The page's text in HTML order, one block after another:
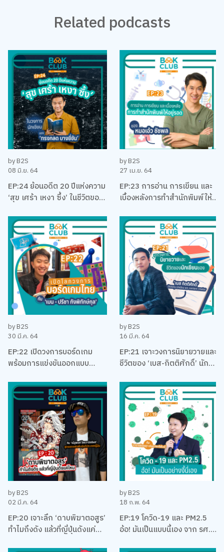
Related podcasts
by B2S
08 มิ.ย. 64
EP:24 ย้อนอดีต 20 ปีแห่งความ
‘สุข เศร้า เหงา ซึ้ง’ ในชีวิตของ
‘ทรงกลด บางยี่ขัน’
by B2S
27 เม.ย. 64
EP:23 การอ่าน การเขียน และ
เบื้องหลังการทำสำนักพิมพ์ให้
แนะนำ กับหมอเอ้ว ชัชพล
by B2S
30 มี.ค. 64
EP:22 เปิดวงการบอร์ดเกม
พร้อมการแข่งขันออกแบบ
ประเทศไทยกับ เบน – ปรีชา กัง
พิทักษ์กุล
by B2S
16 มี.ค. 64
EP:21 เจาะวงการนิยายวายและ
ชีวิตของ ‘เบส-กิตติศักดิ์’ นัก
บริหาร
by B2S
02 มี.ค. 64
EP:20 เจาะลึก ‘ดาบพิฆาตอสูร’
ทำไมถึงดัง แล้วที่ญี่ปุ่นดังแค่
by B2S
18 ก.พ. 64
EP:19 โควิด-19 และ PM2.5
อ้อ! มันเป็นแบบนี้เอง จาก รศ.